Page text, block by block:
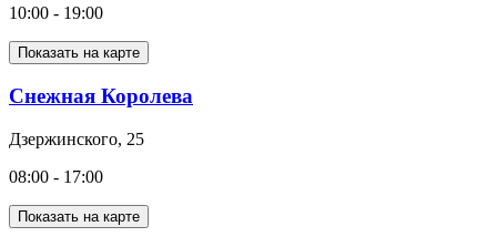
10:00 - 19:00
Показать на карте
Снежная Королева
Дзержинского, 25
08:00 - 17:00
Показать на карте